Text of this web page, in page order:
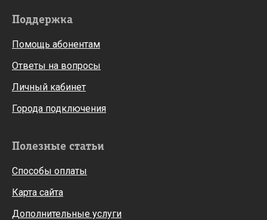
Поддержка
Помощь абонентам
Ответы на вопросы
Личный кабинет
Города подключения
Полезные статьи
Способы оплаты
Карта сайта
Дополнительные услуги